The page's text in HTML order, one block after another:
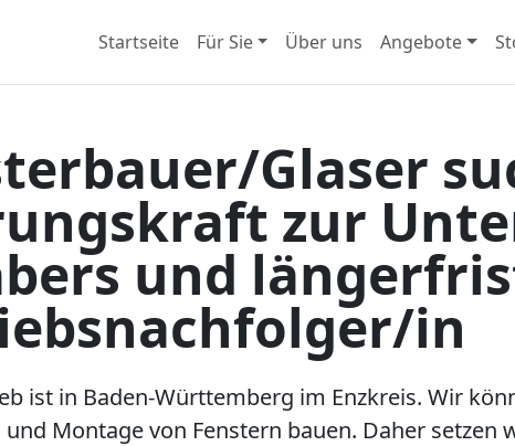
Startseite Für Sie Über uns Angebote
Glaser
zur
und
in
ist in Baden-Württemberg im Enzkreis. Wir
Montage von Fenstern bauen. Daher